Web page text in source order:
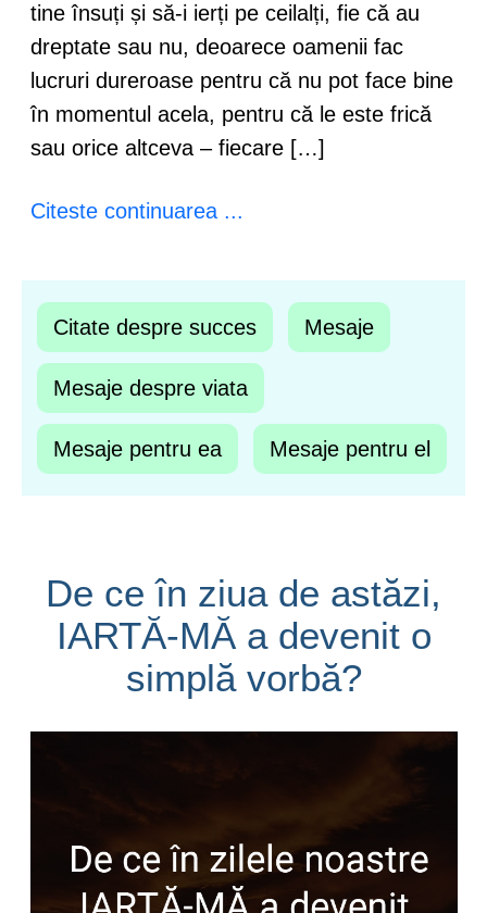
tine însuți și să-i ierți pe ceilalți, fie că au
dreptate sau nu, deoarece oamenii fac
lucruri dureroase pentru că nu pot face bine
în momentul acela, pentru că le este frică
sau orice altceva – fiecare […]
Citeste continuarea ...
Citate despre succes Mesaje
Mesaje despre viata
Mesaje pentru ea Mesaje pentru el
De ce în ziua de astăzi,
IARTĂ-MĂ a devenit o
simplă vorbă?